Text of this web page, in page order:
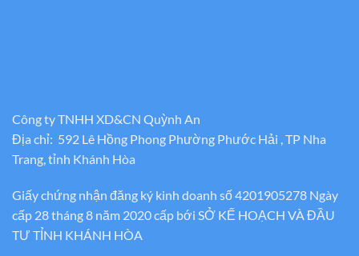
Công ty TNHH XD&CN Quỳnh An
Địa chỉ: 592 Lê Hồng Phong Phường Phước Hải , TP Nha
Trang, tỉnh Khánh Hòa
Giấy chứng nhận đăng ký kinh doanh số 4201905278 Ngày
cấp 28 tháng 8 năm 2020 cấp bới SỞ KẾ HOẠCH VÀ ĐẦU
TƯ TỈNH KHÁNH HÒA